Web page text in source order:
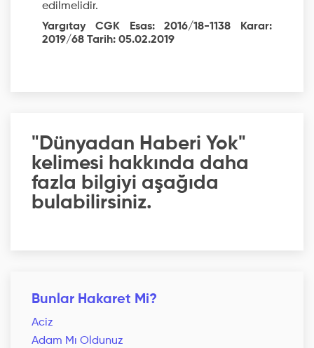
edilmelidir.
Yargıtay CGK Esas: 2016/18-1138 Karar:
2019/68 Tarih: 05.02.2019
"Dünyadan Haberi Yok"
kelimesi hakkında daha
fazla bilgiyi aşağıda
bulabilirsiniz.
Bunlar Hakaret Mi?
Aciz
Adam Mı Oldunuz